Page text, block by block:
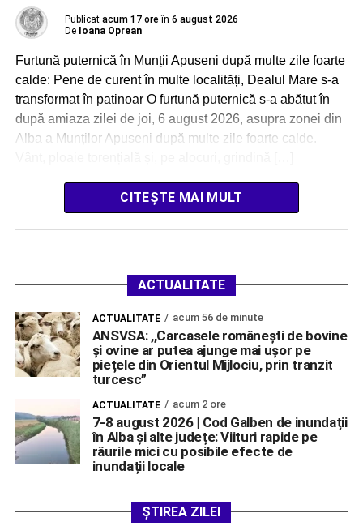
Publicat acum 17 ore în 6 august 2026
De Ioana Oprean
Furtună puternică în Munții Apuseni după multe zile foarte
calde: Pene de curent în multe localități, Dealul Mare s-a
transformat în patinoar O furtună puternică s-a abătut în
după amiaza zilei de joi, 6 august 2026, asupra zonei din
Alba a Munților Apuseni după multe zile foarte calde.
CITEȘTE MAI MULT
ACTUALITATE
ACTUALITATE acum 56 de minute
ANSVSA: ,,Carcasele românești de bovine
și ovine ar putea ajunge mai ușor pe
piețele din Orientul Mijlociu, prin tranzit
turcesc”
ACTUALITATE acum 2 ore
7-8 august 2026 | Cod Galben de inundații
în Alba și alte județe: Viituri rapide pe
râurile mici cu posibile efecte de
inundații locale
ȘTIREA ZILEI